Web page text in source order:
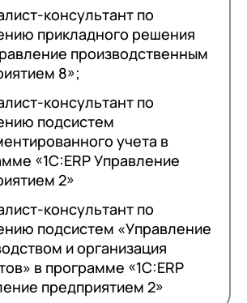
консультант по
прикладного решения
производственным
8»;
консультант по
подсистем
учета в
«1С:ERP Управление
2»
консультант по
подсистем «Управление
и организация
в программе «1С:ERP
предприятием 2»
Номер телефона
Отправить
сПолитикой
Номер телефона
Отправить
на обработку
сПолитикой
Номер телефона
Отправить
на обработкуПерсональных
сПолитикой
в корзину
покупки